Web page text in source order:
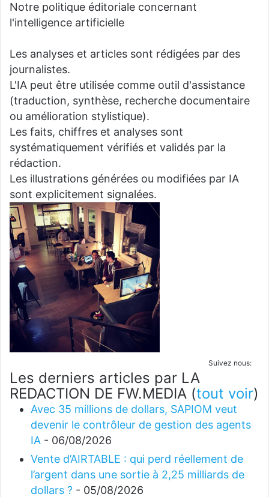
Notre politique éditoriale concernant
l'intelligence artificielle
Les analyses et articles sont rédigées par des
journalistes.
L'IA peut être utilisée comme outil d'assistance
(traduction, synthèse, recherche documentaire
ou amélioration stylistique).
Les faits, chiffres et analyses sont
systématiquement vérifiés et validés par la
rédaction.
Les illustrations générées ou modifiées par IA
sont explicitement signalées.
Suivez nous:
Les derniers articles par LA
REDACTION DE FW.MEDIA (tout voir)
Avec 35 millions de dollars, SAPIOM veut
devenir le contrôleur de gestion des agents
IA - 06/08/2026
Vente d’AIRTABLE : qui perd réellement de
l’argent dans une sortie à 2,25 milliards de
dollars ? - 05/08/2026